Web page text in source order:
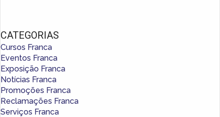
CATEGORIAS
Cursos Franca
Eventos Franca
Exposição Franca
Notícias Franca
Promoções Franca
Reclamações Franca
Serviços Franca